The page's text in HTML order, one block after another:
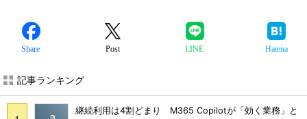
Share Post LINE Hatena
記事ランキング
継続利用は4割どまり M365 Copilotが「効く業務」と